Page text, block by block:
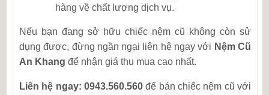
hàng về chất lượng dịch vụ.
Nếu bạn đang sở hữu chiếc nệm cũ không còn sử
dụng được, đừng ngần ngại liên hệ ngay với Nệm Cũ
An Khang để nhận giá thu mua cao nhất.
Liên hệ ngay: 0943.560.560 để bán chiếc nệm cũ với